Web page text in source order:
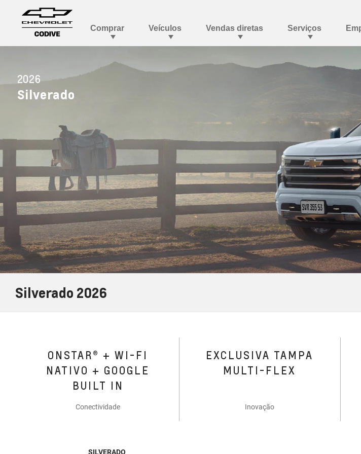
2026
Silverado
Silverado 2026
ONSTAR® + WI-FI
NATIVO + GOOGLE
BUILT IN
Conectividade
EXCLUSIVA TAMPA
MULTI-FLEX
Inovação
SILVERADO